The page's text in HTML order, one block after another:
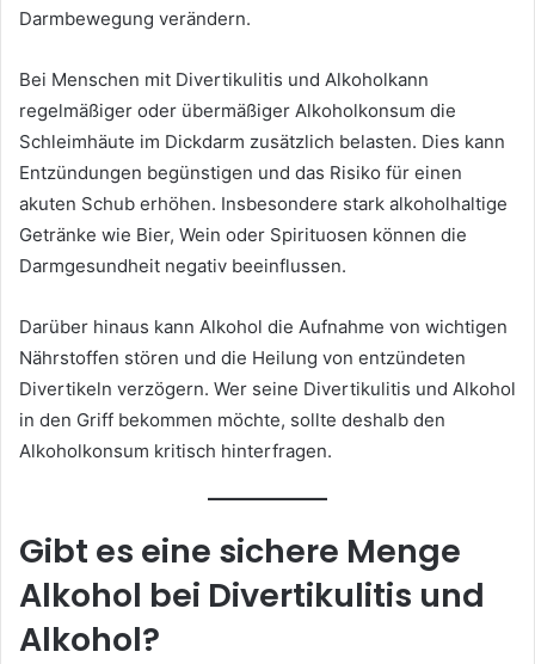
Darmbewegung verändern.
Bei Menschen mit Divertikulitis und Alkoholkann
regelmäßiger oder übermäßiger Alkoholkonsum die
Schleimhäute im Dickdarm zusätzlich belasten. Dies kann
Entzündungen begünstigen und das Risiko für einen
akuten Schub erhöhen. Insbesondere stark alkoholhaltige
Getränke wie Bier, Wein oder Spirituosen können die
Darmgesundheit negativ beeinflussen.
Darüber hinaus kann Alkohol die Aufnahme von wichtigen
Nährstoffen stören und die Heilung von entzündeten
Divertikeln verzögern. Wer seine Divertikulitis und Alkohol
in den Griff bekommen möchte, sollte deshalb den
Alkoholkonsum kritisch hinterfragen.
Gibt es eine sichere Menge
Alkohol bei Divertikulitis und
Alkohol?